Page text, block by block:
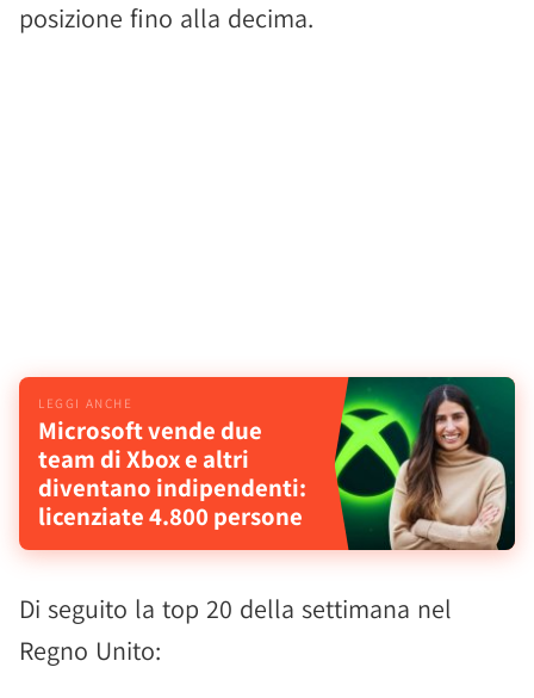
posizione fino alla decima.
Microsoft vende due
team di Xbox e altri
diventano indipendenti:
licenziate 4.800 persone
Di seguito la top 20 della settimana nel
Regno Unito: